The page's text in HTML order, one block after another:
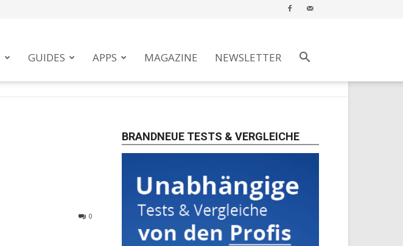
GUIDES APPS MAGAZINE NEWSLETTER
0
BRANDNEUE TESTS & VERGLEICHE